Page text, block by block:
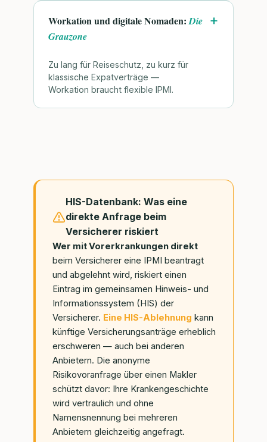
Workation und digitale Nomaden:Die
Grauzone
Zu lang für Reiseschutz, zu kurz für
klassische Expatverträge —
Workation braucht flexible IPMI.
HIS-Datenbank: Was eine
direkte Anfrage beim
Versicherer riskiert
Wer mit Vorerkrankungen direkt
beim Versicherer eine IPMI beantragt
und abgelehnt wird, riskiert einen
Eintrag im gemeinsamen Hinweis- und
Informationssystem (HIS) der
Versicherer. Eine HIS-Ablehnung kann
künftige Versicherungsanträge erheblich
erschweren — auch bei anderen
Anbietern. Die anonyme
Risikovoranfrage über einen Makler
schützt davor: Ihre Krankengeschichte
wird vertraulich und ohne
Namensnennung bei mehreren
Anbietern gleichzeitig angefragt.